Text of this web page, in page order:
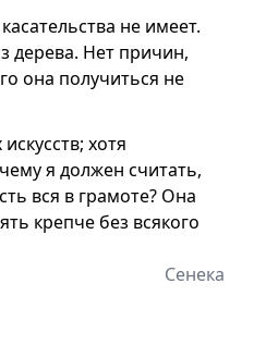
не имеет.
дерева. Нет причин,
она получиться не
хотя
я должен считать,
вся в грамоте? Она
крепче без всякого
Сенека